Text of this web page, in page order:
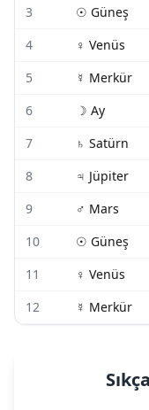
3 ☉ Güneş
4
♀ Venüs
5
☿ Merkür
6
☽ Ay
7
♄ Satürn
8
♃ Jüpiter
9
♂ Mars
10
☉ Güneş
11
♀ Venüs
12
☿ Merkür